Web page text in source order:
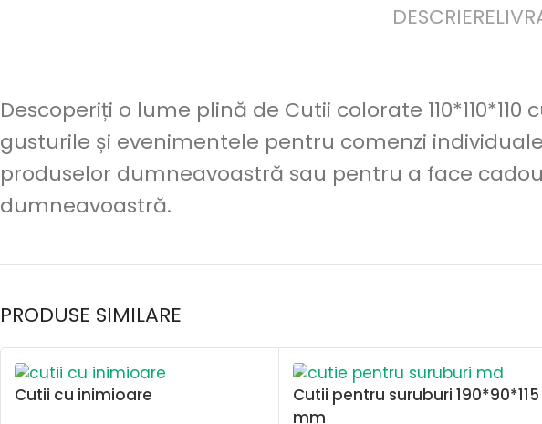
DESCRIERE
Descoperiți o lume plină de Cutii colorate
gusturile și evenimentele pentru comenzi
produselor dumneavoastră sau pentru a face
dumneavoastră.
PRODUSE SIMILARE
Cutii cu inimioare
Cutii pentru suruburi 190*90*115
mm